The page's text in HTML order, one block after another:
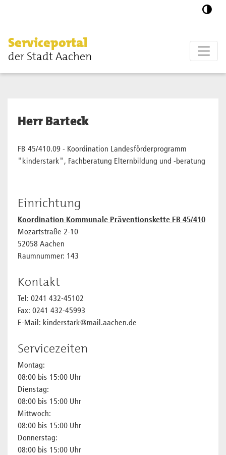
Serviceportal
der Stadt Aachen
Herr Barteck
FB 45/410.09 - Koordination Landesförderprogramm
"kinderstark", Fachberatung Elternbildung und -beratung
Einrichtung
Koordination Kommunale Präventionskette FB 45/410
Mozartstraße 2-10
52058 Aachen
Raumnummer: 143
Kontakt
Tel: 0241 432-45102
Fax: 0241 432-45993
E-Mail: kinderstark@mail.aachen.de
Servicezeiten
Montag:
08:00 bis 15:00 Uhr
Dienstag:
08:00 bis 15:00 Uhr
Mittwoch:
08:00 bis 15:00 Uhr
Donnerstag:
08:00 bis 15:00 Uhr